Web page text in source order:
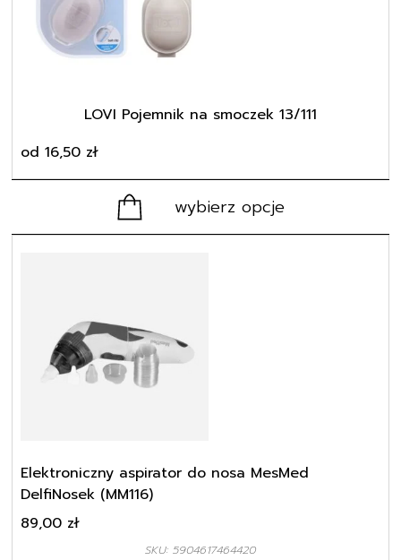
LOVI Pojemnik na smoczek 13/111
od16,50 zł
wybierz opcje
wybrać
Elektroniczny aspirator do nosa MesMed
DelfiNosek (MM116)
SKU: 5904617464420
89,00 zł